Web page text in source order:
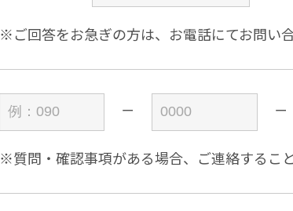
※ご回答をお急ぎの⽅は、お電話にてお問い
※質問・確認事項がある場合、ご連絡するこ